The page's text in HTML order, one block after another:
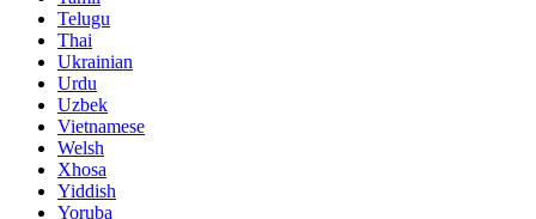
Telugu
Thai
Ukrainian
Urdu
Uzbek
Vietnamese
Welsh
Xhosa
Yiddish
Yoruba